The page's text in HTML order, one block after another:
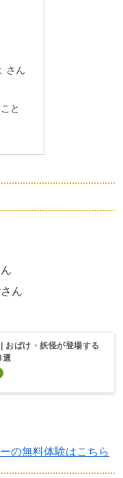
さん
と
ん
おばけ・妖怪が登場する
選
の無料体験はこちら